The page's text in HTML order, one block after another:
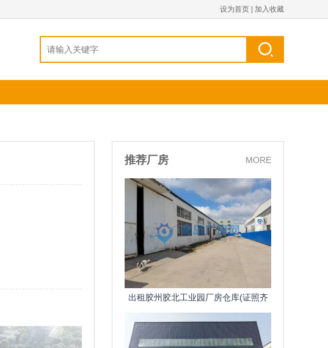
设为首页 加入收藏
推荐厂房 MORE
出租胶州胶北工业园厂房仓库(证照齐
全、可环评、污水管网)